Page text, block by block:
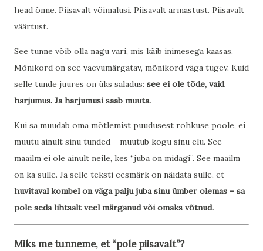
head õnne. Piisavalt võimalusi. Piisavalt armastust. Piisavalt
väärtust.
See tunne võib olla nagu vari, mis käib inimesega kaasas.
Mõnikord on see vaevumärgatav, mõnikord väga tugev. Kuid
selle tunde juures on üks saladus: see ei ole tõde, vaid
harjumus. Ja harjumusi saab muuta.
Kui sa muudab oma mõtlemist puudusest rohkuse poole, ei
muutu ainult sinu tunded – muutub kogu sinu elu. See
maailm ei ole ainult neile, kes “juba on midagi”. See maailm
on ka sulle. Ja selle teksti eesmärk on näidata sulle, et
huvitaval kombel on väga palju juba sinu ümber olemas – sa
pole seda lihtsalt veel märganud või omaks võtnud.
Miks me tunneme, et “pole piisavalt”?